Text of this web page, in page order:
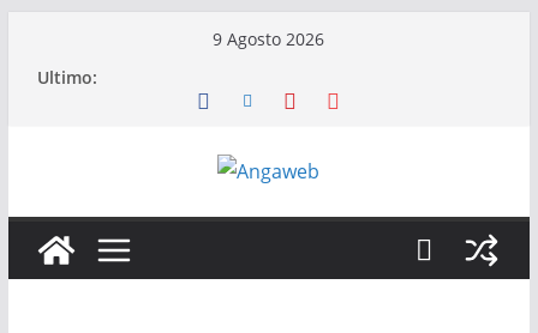
9 Agosto 2026
Ultimo: